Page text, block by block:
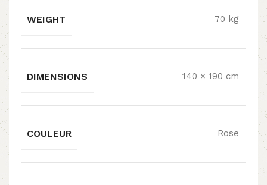
WEIGHT 70 kg
DIMENSIONS 140 × 190 cm
COULEUR Rose